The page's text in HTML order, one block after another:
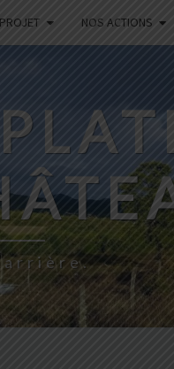
NOS ACTIONS